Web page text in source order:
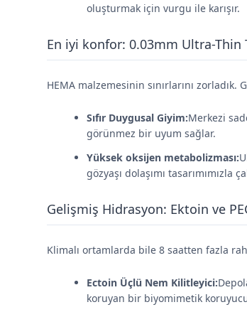
oluşturmak için vurgu ile karışır.
En iyi konfor: 0.03mm Ultra-Thin
HEMA malzemesinin sınırlarını
Sıfır Duygusal Giyim:Merkezi
görünmez bir uyum sağlar.
Yüksek oksijen metabolizması:
gözyaşı dolaşımı tasarımımızla
Gelişmiş Hidrasyon: Ektoin ve
Klimalı ortamlarda bile 8 saatten fazla
Ectoin Üçlü Nem Kilitleyici:
koruyan bir biyomimetik